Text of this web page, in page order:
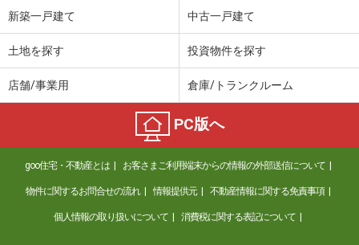
新築一戸建て 中古一戸建て
土地を探す 投資物件を探す
店舗/事業用 倉庫/トランクルーム
PC版へ
goo住宅・不動産とは お客さまご利用端末からの情報の外部送信について
物件に関するお問合せの流れ 情報提供元 不動産情報に関する免責事項
個人情報の取り扱いについて 消費税に関する表記について